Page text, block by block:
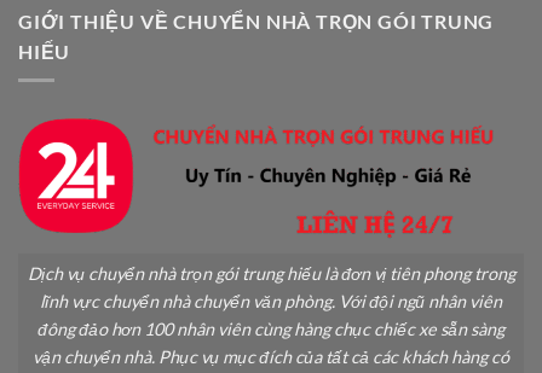
GIỚI THIỆU VỀ CHUYỂN NHÀ TRỌN GÓI TRUNG
HIẾU
Dịch vụ chuyển nhà trọn gói trung hiếu là đơn vị tiên phong trong
lĩnh vực chuyển nhà chuyển văn phòng. Với đội ngũ nhân viên
đông đảo hơn 100 nhân viên cùng hàng chục chiếc xe sẵn sàng
vận chuyển nhà. Phục vụ mục đích của tất cả các khách hàng có